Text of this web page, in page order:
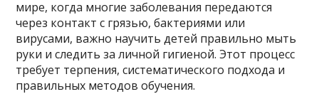
мире, когда многие заболевания передаются
через контакт с грязью, бактериями или
вирусами, важно научить детей правильно мыть
руки и следить за личной гигиеной. Этот процесс
требует терпения, систематического подхода и
правильных методов обучения.